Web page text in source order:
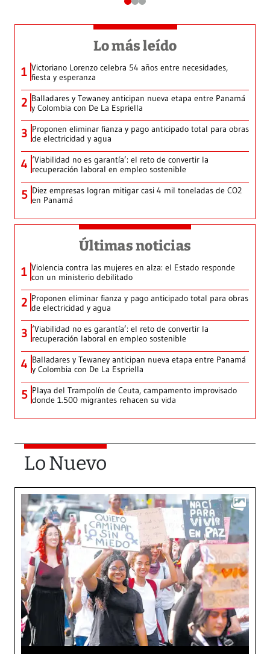
Lo más leído
1 Victoriano Lorenzo celebra 54 años entre necesidades,
fiesta y esperanza
2 Balladares y Tewaney anticipan nueva etapa entre Panamá
y Colombia con De La Espriella
3 Proponen eliminar fianza y pago anticipado total para obras
de electricidad y agua
4 ‘Viabilidad no es garantía’: el reto de convertir la
recuperación laboral en empleo sostenible
5 Diez empresas logran mitigar casi 4 mil toneladas de CO2
en Panamá
Últimas noticias
1 Violencia contra las mujeres en alza: el Estado responde
con un ministerio debilitado
2 Proponen eliminar fianza y pago anticipado total para obras
de electricidad y agua
3 ‘Viabilidad no es garantía’: el reto de convertir la
recuperación laboral en empleo sostenible
4 Balladares y Tewaney anticipan nueva etapa entre Panamá
y Colombia con De La Espriella
5 Playa del Trampolín de Ceuta, campamento improvisado
donde 1.500 migrantes rehacen su vida
Lo Nuevo